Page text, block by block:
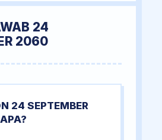
24
2060
24 SEPTEMBER